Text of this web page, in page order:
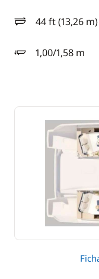
44 ft (13,26 m)
eslora
1,00/1,58 m
calado